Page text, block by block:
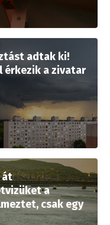
adtak ki!
érkezik a zivatar
át
a
csak egy